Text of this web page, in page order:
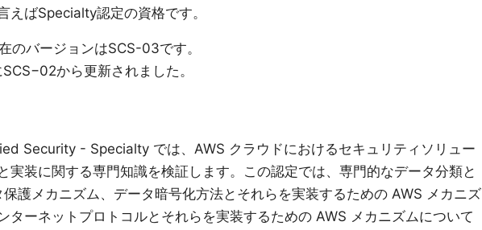
えばSpecialty認定の資格です。
のバージョンはSCS-03です。
から更新されました。
Security - Specialty では、AWS クラウドにおけるセキュリティソリュー
実装に関する専門知識を検証します。この認定では、専門的なデータ分類と
護メカニズム、データ暗号化方法とそれらを実装するための AWS メカニズ
ターネットプロトコルとそれらを実装するための AWS メカニズムについて